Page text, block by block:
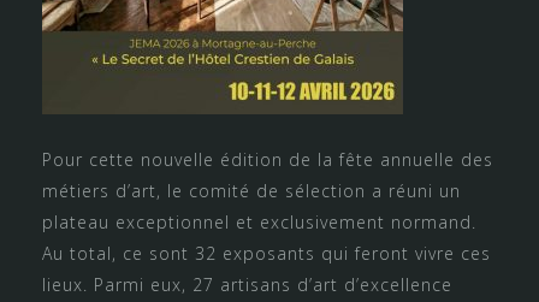
Pour cette nouvelle édition de la fête annuelle des
métiers d’art, le comité de sélection a réuni un
plateau exceptionnel et exclusivement normand.
Au total, ce sont 32 exposants qui feront vivre ces
lieux. Parmi eux, 27 artisans d’art d’excellence